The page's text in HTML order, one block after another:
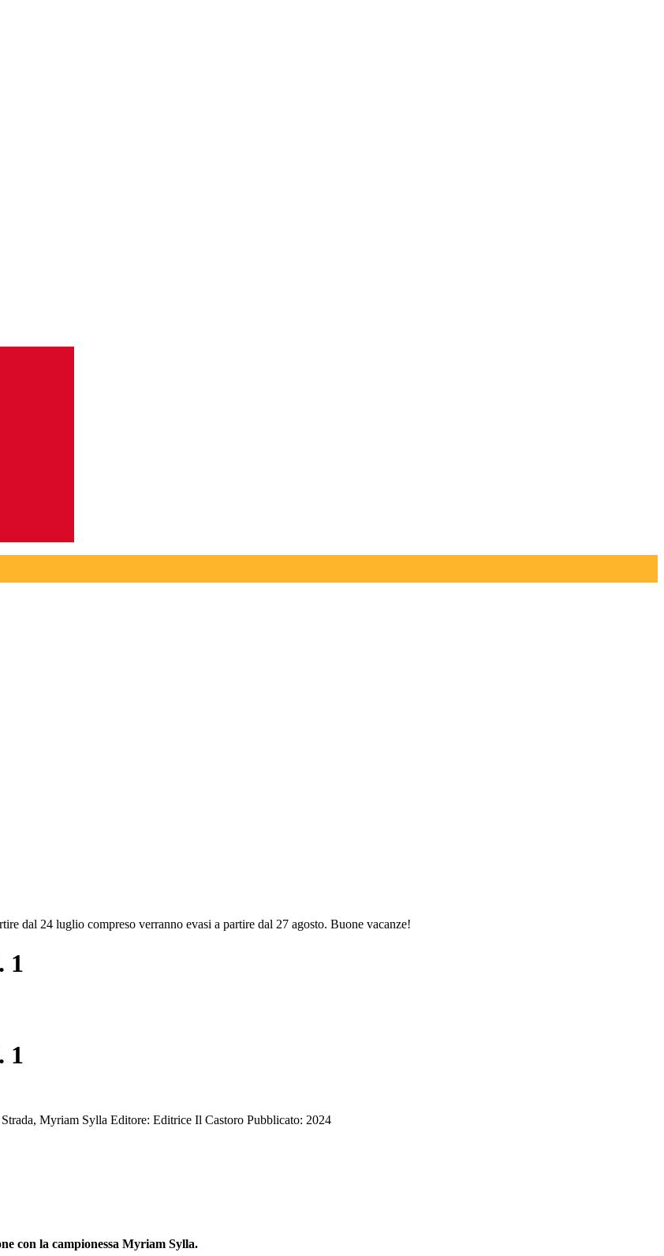
dal 24 luglio compreso verranno evasi a partire dal 27 agosto. Buone vacanze!
1
1
Myriam Sylla Editore: Editrice Il Castoro Pubblicato: 2024
con la campionessa Myriam Sylla.